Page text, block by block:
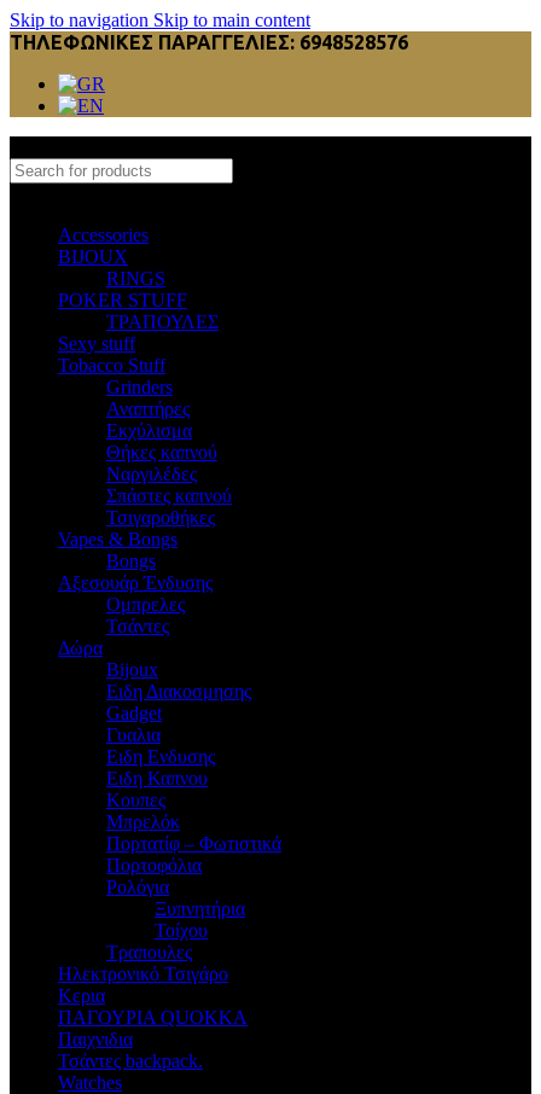
Skip to navigation Skip to main content
ΤΗΛΕΦΩΝΙΚΕΣ ΠΑΡΑΓΓΕΛΙΕΣ: 6948528576
Accessories
BIJOUX
RINGS
POKER STUFF
ΤΡΑΠΟΥΛΕΣ
Sexy stuff
Tobacco Stuff
Grinders
Αναπτήρες
Εκχύλισμα
Θήκες καπνού
Ναργιλέδες
Σπάστες καπνού
Τσιγαροθήκες
Vapes & Bongs
Bongs
Αξεσουάρ Ένδυσης
Oμπρελες
Τσάντες
Δώρα
Bijoux
Eιδη Διακοσμησης
Gadget
Γυαλια
Ειδη Ενδυσης
Ειδη Καπνου
Κουπες
Μπρελόκ
Πορτατίφ – Φωτιστικά
Πορτοφόλια
Ρολόγια
Ξυπνητήρια
Τοίχου
Τραπουλες
Ηλεκτρονικό Τσιγάρο
Κερια
ΠΑΓΟΥΡΙΑ QUOKKA
Παιχνιδια
Τσάντες backpack.
Watches